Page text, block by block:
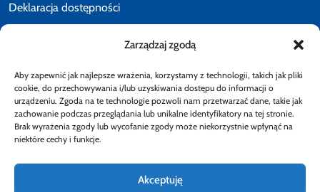
Zarządzaj zgodą
Aby zapewnić jak najlepsze wrażenia, korzystamy z technologii, takich jak pliki
cookie, do przechowywania i/lub uzyskiwania dostępu do informacji o
urządzeniu. Zgoda na te technologie pozwoli nam przetwarzać dane, takie jak
zachowanie podczas przeglądania lub unikalne identyfikatory na tej stronie.
Brak wyrażenia zgody lub wycofanie zgody może niekorzystnie wpłynąć na
niektóre cechy i funkcje.
Akceptuję
Deklaracja dostępności
E-faktury
Dostępność